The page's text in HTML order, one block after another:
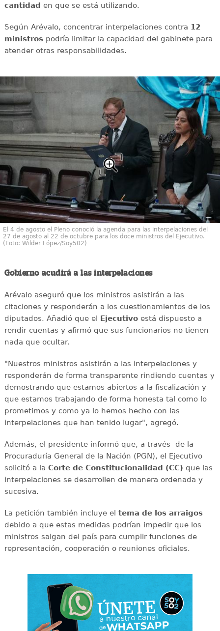
cantidad en que se está utilizando.
Según Arévalo, concentrar interpelaciones contra 12
ministrospodría limitar la capacidad del gabinete para
atender otras responsabilidades.
El 4 de agosto el Pleno conoció la agenda para las interpelaciones del
27 de agosto al 22 de octubre para los doce ministros del Ejecutivo.
(Foto: Wilder López/Soy502)
Gobierno acudirá a las interpelaciones
Arévalo aseguró que los ministros asistirán a las
citaciones y responderán a los cuestionamientos de los
diputados. Añadió que el Ejecutivoestá dispuesto a
rendir cuentas y afirmó que sus funcionarios no tienen
nada que ocultar.
"Nuestros ministros asistirán a las interpelaciones y
responderán de forma transparente rindiendo cuentas y
demostrando que estamos abiertos a la fiscalización y
que estamos trabajando de forma honesta tal como lo
prometimos y como ya lo hemos hecho con las
interpelaciones que han tenido lugar", agregó.
Además, el presidente informó que, a través de la
Procuraduría General de la Nación (PGN), el Ejecutivo
solicitó a la Corte de Constitucionalidad (CC) que las
interpelaciones se desarrollen de manera ordenada y
sucesiva.
La petición también incluye el tema de los arraigos
debido a que estas medidas podrían impedir que los
ministros salgan del país para cumplir funciones de
representación, cooperación o reuniones oficiales.